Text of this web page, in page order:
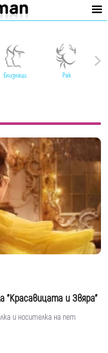
Близнаци Рак
"Красавицата и Звяра"
и носителка на пет